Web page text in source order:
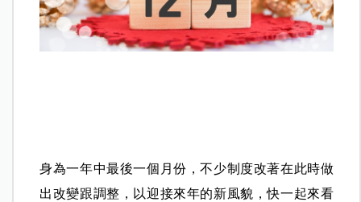
身為一年中最後一個月份，不少制度改著在此時做
出改變跟調整，以迎接來年的新風貌，快一起來看